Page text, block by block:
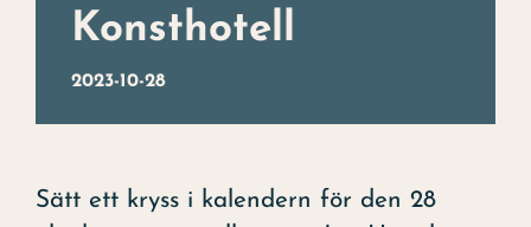
Om hotellet
Konsthotell
2023-10-28
Sätt ett kryss i kalendern för den 28